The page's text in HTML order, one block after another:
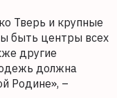
Тверь и крупные
быть центры всех
другие
должна
Родине», –